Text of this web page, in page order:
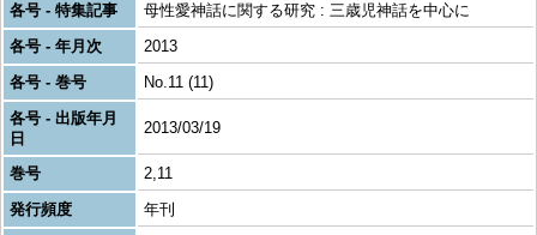
各号 - 特集記事
母性愛神話に関する研究 : 三歳児神話を中心に
各号 - 年月次
2013
各号 - 巻号
No.11 (11)
各号 - 出版年月
日
2013/03/19
巻号
2,11
発行頻度
年刊